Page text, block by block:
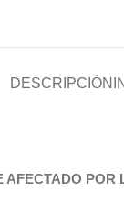
DESCRIPCIÓN